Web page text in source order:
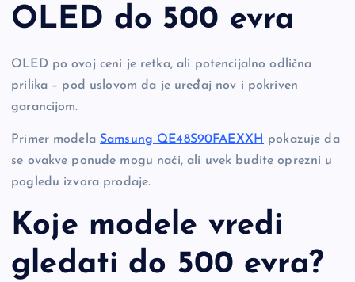
OLED do 500 evra
OLED po ovoj ceni je retka, ali potencijalno odlična
prilika – pod uslovom da je uređaj nov i pokriven
garancijom.
Primer modela Samsung QE48S90FAEXXH pokazuje da
se ovakve ponude mogu naći, ali uvek budite oprezni u
pogledu izvora prodaje.
Koje modele vredi
gledati do 500 evra?